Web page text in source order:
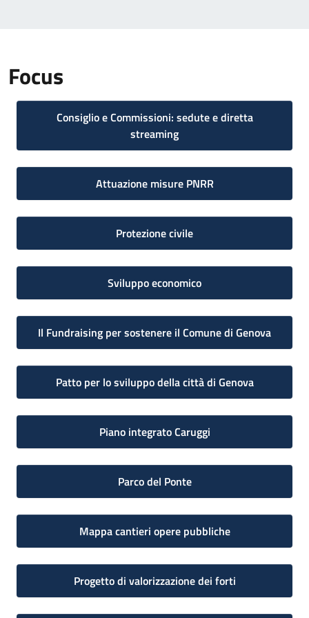
Focus
Consiglio e Commissioni: sedute e diretta
streaming
Attuazione misure PNRR
Protezione civile
Sviluppo economico
Il Fundraising per sostenere il Comune di Genova
Patto per lo sviluppo della città di Genova
Piano integrato Caruggi
Parco del Ponte
Mappa cantieri opere pubbliche
Progetto di valorizzazione dei forti